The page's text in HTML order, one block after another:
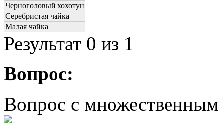
Черноголовый хохотун
Серебристая чайка
Малая чайка
Результат 0 из 1
Вопрос:
Вопрос с